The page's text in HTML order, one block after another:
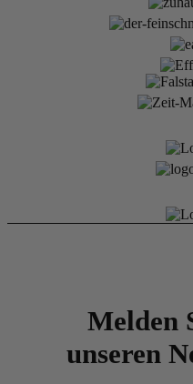
Melden
unseren